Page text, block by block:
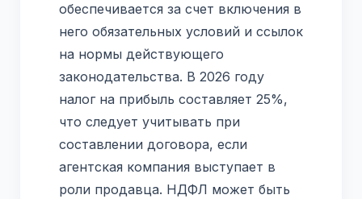
обеспечивается за счет включения в
него обязательных условий и ссылок
на нормы действующего
законодательства. В 2026 году
налог на прибыль составляет 25%,
что следует учитывать при
составлении договора, если
агентская компания выступает в
роли продавца. НДФЛ может быть